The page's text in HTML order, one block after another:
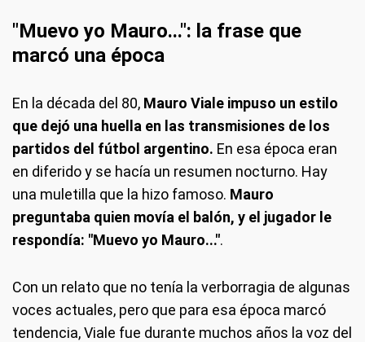
"Muevo yo Mauro...": la frase que
marcó una época
En la década del 80, Mauro Viale impuso un estilo
que dejó una huella en las transmisiones de los
partidos del fútbol argentino. En esa época eran
en diferido y se hacía un resumen nocturno. Hay
una muletilla que la hizo famoso. Mauro
preguntaba quien movía el balón, y el jugador le
respondía: "Muevo yo Mauro...".
Con un relato que no tenía la verborragia de algunas
voces actuales, pero que para esa época marcó
tendencia, Viale fue durante muchos años la voz del